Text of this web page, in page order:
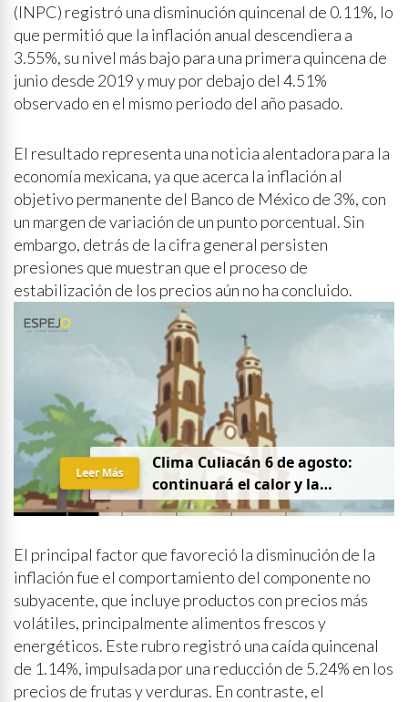
(INPC) registró una disminución quincenal de 0.11%, lo
que permitió que la inflación anual descendiera a
3.55%, su nivel más bajo para una primera quincena de
junio desde 2019 y muy por debajo del 4.51%
observado en el mismo periodo del año pasado.
El resultado representa una noticia alentadora para la
economía mexicana, ya que acerca la inflación al
objetivo permanente del Banco de México de 3%, con
un margen de variación de un punto porcentual. Sin
embargo, detrás de la cifra general persisten
presiones que muestran que el proceso de
estabilización de los precios aún no ha concluido.
Clima Culiacán 6 de agosto:
continuará el calor y la
probabilidad de lluvia
Leer Más
El principal factor que favoreció la disminución de la
inflación fue el comportamiento del componente no
subyacente, que incluye productos con precios más
volátiles, principalmente alimentos frescos y
energéticos. Este rubro registró una caída quincenal
de 1.14%, impulsada por una reducción de 5.24% en los
precios de frutas y verduras. En contraste, el